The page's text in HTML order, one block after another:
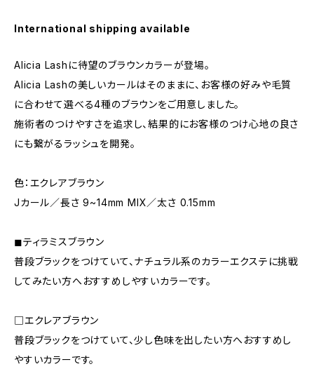
International shipping available
Alicia Lashに待望のブラウンカラーが登場。
Alicia Lashの美しいカールはそのままに、お客様の好みや毛質
に合わせて選べる4種のブラウンをご用意しました。
施術者のつけやすさを追求し、結果的にお客様のつけ心地の良さ
にも繋がるラッシュを開発。
色：エクレアブラウン
Jカール／長さ 9~14mm MIX／太さ 0.15mm
◼︎ティラミスブラウン
普段ブラックをつけていて、ナチュラル系のカラーエクステに挑戦
してみたい方へおすすめしやすいカラーです。
□エクレアブラウン
普段ブラックをつけていて、少し色味を出したい方へおすすめし
やすいカラーです。